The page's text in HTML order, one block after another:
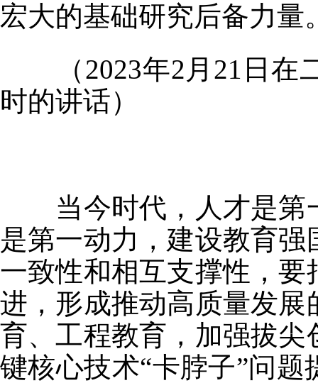
宏大的基础研究后备力量
（2023年2月21日在
时的讲话）
当今时代，人才是第
是第一动力，建设教育
一致性和相互支撑性，
进，形成推动高质量发
育、工程教育，加强拔
键核心技术“卡脖子”问